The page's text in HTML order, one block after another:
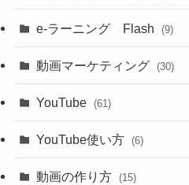
e-ラーニング Flash (9)
動画マーケティング (30)
YouTube (61)
YouTube使い方 (6)
動画の作り方 (15)